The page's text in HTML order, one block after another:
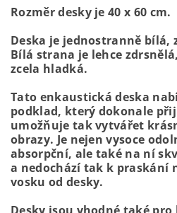
Rozměr desky je 40 x 60 cm.
Deska je jednostranně bílá,
Bílá strana je lehce
zcela hladká.
Tato enkaustická deska
podklad, který dokonale
umožňuje tak vytvářet
obrazy. Je nejen vysoce
absorpční, ale také na ní
a nedochází tak k praskání
vosku od desky.